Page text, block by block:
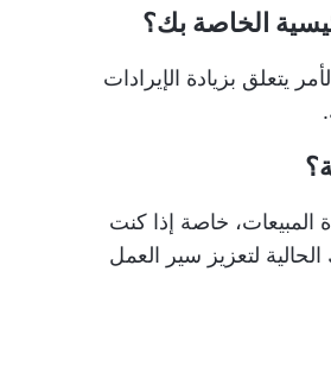
يتعلق بزيادة الإيرادات
المبيعات، خاصة إذا كنت
لتعزيز سير العمل